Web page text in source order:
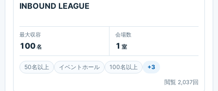
INBOUND LEAGUE
最大収容
100名
会場数
1 室
50名以上 イベントホール 100名以上 +3
閲覧 2,037回